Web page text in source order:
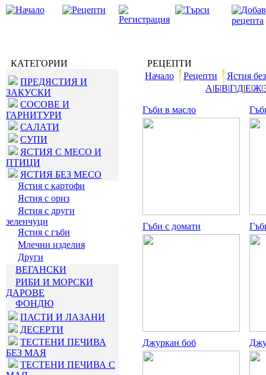
КАТЕГОРИИ
ПРЕДЯСТИЯ И
ЗАКУСКИ
СОСОВЕ И
ГАРНИТУРИ
САЛАТИ
СУПИ
ЯСТИЯ С МЕСО И
ПТИЦИ
ЯСТИЯ БЕЗ МЕСО
Ястия с картофи
Ястия с ориз
Ястия с други
зеленчуци
Ястия с гъби
Млечни изделия
Други
ВЕГАНСКИ
РИБИ И МОРСКИ
ДАРОВЕ
ФОНДЮ
ПАСТИ И ЛАЗАНИ
ДЕСЕРТИ
ТЕСТЕНИ ПЕЧИВА
БЕЗ МАЯ
ТЕСТЕНИ ПЕЧИВА С
РЕЦЕПТИ
Начало
Рецепти
Ястия
А|Б|В|Г|Д|Е|Ж|
Гъби в масло
Гъби с домати
Джуркан боб